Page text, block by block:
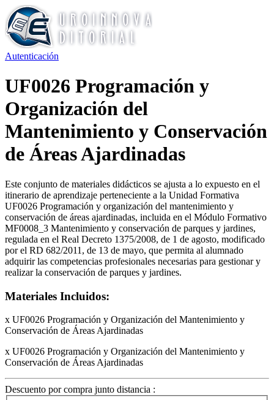
Autenticación
UF0026 Programación y
Organización del
Mantenimiento y Conservación
de Áreas Ajardinadas
Este conjunto de materiales didácticos se ajusta a lo expuesto en el
itinerario de aprendizaje perteneciente a la Unidad Formativa
UF0026 Programación y organización del mantenimiento y
conservación de áreas ajardinadas, incluida en el Módulo Formativo
MF0008_3 Mantenimiento y conservación de parques y jardines,
regulada en el Real Decreto 1375/2008, de 1 de agosto, modificado
por el RD 682/2011, de 13 de mayo, que permita al alumnado
adquirir las competencias profesionales necesarias para gestionar y
realizar la conservación de parques y jardines.
Materiales Incluidos:
x UF0026 Programación y Organización del Mantenimiento y
Conservación de Áreas Ajardinadas
x UF0026 Programación y Organización del Mantenimiento y
Conservación de Áreas Ajardinadas
Descuento por compra junto distancia :